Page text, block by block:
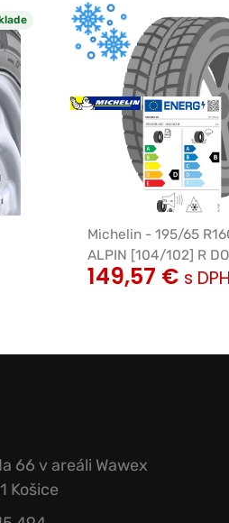
Michelin - 195/65
ALPIN [104/102] R
149,57 € s DPH
66 v areáli Wawex
Košice